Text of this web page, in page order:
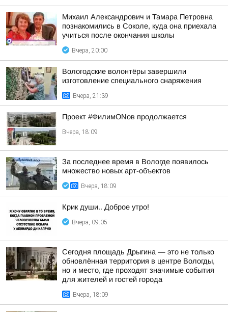
Михаил Александрович и Тамара Петровна
познакомились в Соколе, куда она приехала
учиться после окончания школы
Вчера, 20:00
Вологодские волонтёры завершили
изготовление специального снаряжения
Вчера, 21:39
Проект #ФилимONов продолжается
Вчера, 18:09
За последнее время в Вологде появилось
множество новых арт-объектов
Вчера, 18:09
Крик души.. Доброе утро!
Вчера, 09:05
Сегодня площадь Дрыгина — это не только
обновлённая территория в центре Вологды,
но и место, где проходят значимые события
для жителей и гостей города
Вчера, 18:09